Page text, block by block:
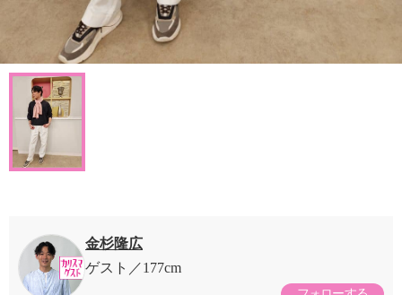
金杉隆広
ゲスト
177cm